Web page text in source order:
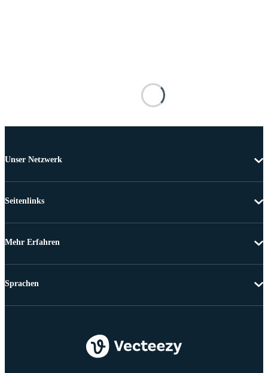
Unser Netzwerk
Seitenlinks
Mehr Erfahren
Sprachen